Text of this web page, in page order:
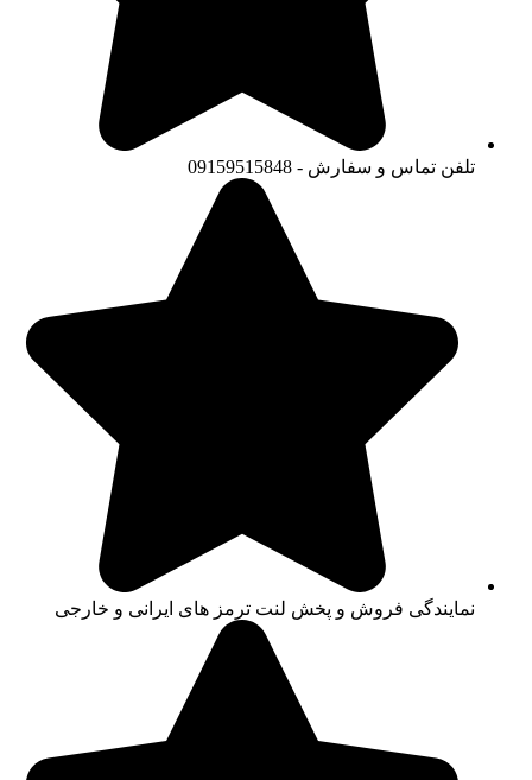
تلفن تماس و سفارش - 09159515848
نمایندگی فروش و پخش لنت ترمز های ایرانی و خارجی